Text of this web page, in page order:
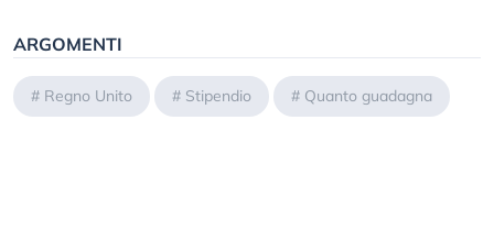
ARGOMENTI
# Regno Unito # Stipendio # Quanto guadagna